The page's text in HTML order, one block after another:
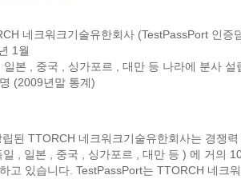
네크워크기술유한회사 (TestPassPort 인증
1월
본 , 중국 , 싱가포르 , 대만 등 나라에 분사 설
(2009년말 통계)
된 TTORCH 네크워크기술유한회사는 경쟁
, 일본 , 중국 , 싱가포르 , 대만 등 ) 에 거의
고 있습니다. TestPassPort는 TTORCH 네크